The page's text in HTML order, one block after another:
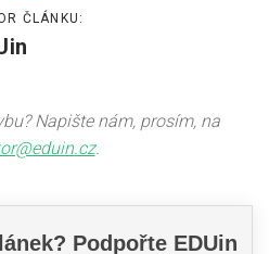
ČLÁNKU:
Napište nám, prosím, na
.